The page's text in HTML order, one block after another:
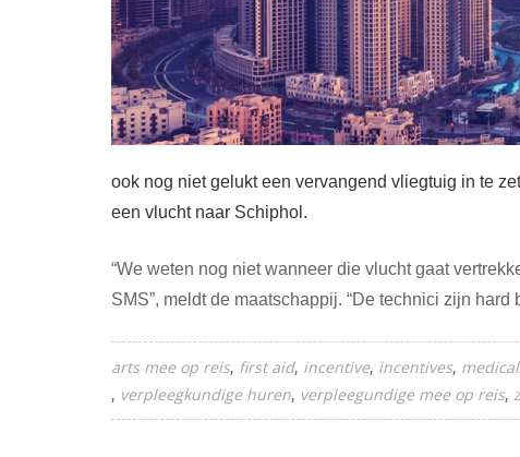
ook nog niet gelukt een vervangend vliegtuig in te
een vlucht naar Schiphol.
“We weten nog niet wanneer die vlucht gaat
SMS”, meldt de maatschappij. “De technici zijn
arts mee op reis first aid incentive incentives
verpleegkundige huren verpleegundige mee op reis